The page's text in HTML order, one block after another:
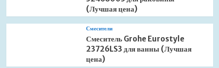
(Лучшая цена)
Смесители
Смеситель Grohe Eurostyle
23726LS3 для ванны (Лучшая
цена)